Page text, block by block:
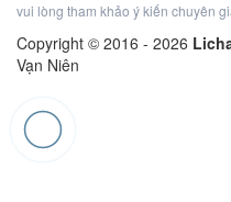
vui lòng tham khảo ý kiến chuyên
Copyright © 2016 - 2026
Vạn Niên